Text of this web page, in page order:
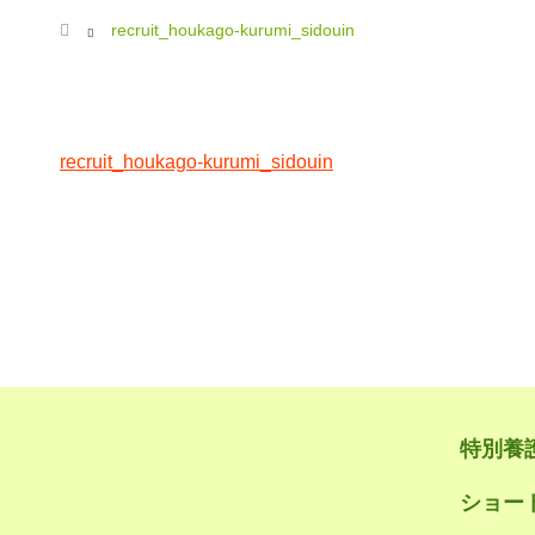
ホームrecruit_houkago-kurumi_sidouin
recruit_houkago-kurumi_sidouin
特別養
ショー